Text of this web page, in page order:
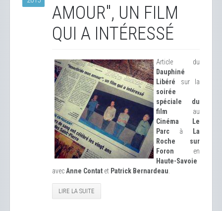
AMOUR", UN FILM
QUI A INTÉRESSÉ
Article du
Dauphiné
Libéré sur la
soirée
spéciale du
film au
Cinéma Le
Parc à
La
Roche sur
Foron en
Haute-Savoie
avec Anne Contat et Patrick Bernardeau
LIRE LA SUITE